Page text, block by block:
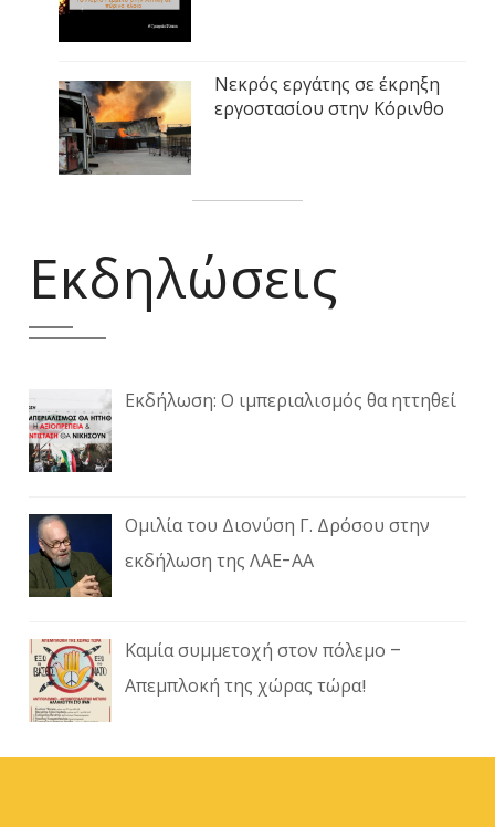
Νεκρός εργάτης σε έκρηξη
εργοστασίου στην Κόρινθο
Εκδηλώσεις
Εκδήλωση: Ο ιμπεριαλισμός θα ηττηθεί
Ομιλία του Διονύση Γ. Δρόσου στην
εκδήλωση της ΛΑΕ-ΑΑ
Καμία συμμετοχή στον πόλεμο –
Απεμπλοκή της χώρας τώρα!